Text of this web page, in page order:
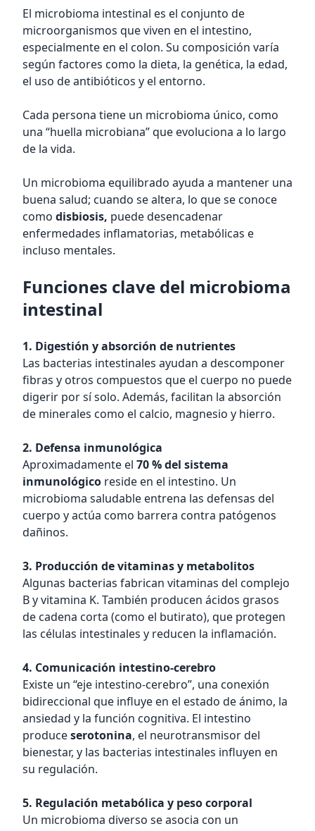
El microbioma intestinal es el conjunto de
microorganismos que viven en el intestino,
especialmente en el colon. Su composición varía
según factores como la dieta, la genética, la edad,
el uso de antibióticos y el entorno.
Cada persona tiene un microbioma único, como
una “huella microbiana” que evoluciona a lo largo
de la vida.
Un microbioma equilibrado ayuda a mantener una
buena salud; cuando se altera, lo que se conoce
como disbiosis, puede desencadenar
enfermedades inflamatorias, metabólicas e
incluso mentales.
Funciones clave del microbioma
intestinal
1. Digestión y absorción de nutrientes
Las bacterias intestinales ayudan a descomponer
fibras y otros compuestos que el cuerpo no puede
digerir por sí solo. Además, facilitan la absorción
de minerales como el calcio, magnesio y hierro.
2. Defensa inmunológica
Aproximadamente el 70 % del sistema
inmunológico reside en el intestino. Un
microbioma saludable entrena las defensas del
cuerpo y actúa como barrera contra patógenos
dañinos.
3. Producción de vitaminas y metabolitos
Algunas bacterias fabrican vitaminas del complejo
B y vitamina K. También producen ácidos grasos
de cadena corta (como el butirato), que protegen
las células intestinales y reducen la inflamación.
4. Comunicación intestino-cerebro
Existe un “eje intestino-cerebro”, una conexión
bidireccional que influye en el estado de ánimo, la
ansiedad y la función cognitiva. El intestino
produceserotonina, el neurotransmisor del
bienestar, y las bacterias intestinales influyen en
su regulación.
5. Regulación metabólica y peso corporal
Un microbioma diverso se asocia con un